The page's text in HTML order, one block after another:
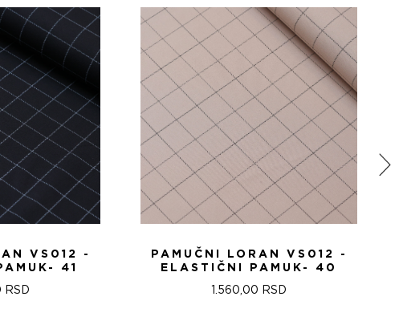
VS012 -
41
RSD
PAMUČNI LORAN VS012 -
ELASTIČNI PAMUK- 40
1.560,00 RSD